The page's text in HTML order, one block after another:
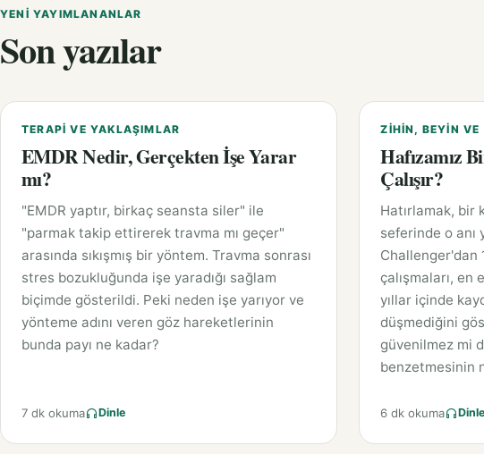
YENI YAYIMLANANLAR
Son yazılar
TERAPI VE YAKLAŞIMLAR
EMDR Nedir, Gerçekten İşe Yarar
mı?
"EMDR yaptır, birkaç seansta siler" ile
"parmak takip ettirerek travma mı geçer"
arasında sıkışmış bir yöntem. Travma sonrası
stres bozukluğunda işe yaradığı sağlam
biçimde gösterildi. Peki neden işe yarıyor ve
yönteme adını veren göz hareketlerinin
bunda payı ne kadar?
7 dk okuma Dinle
ZIHIN, BEYIN VE
Hafızamız
Çalışır?
Hatırlamak, bir
seferinde o anı
Challenger'dan
çalışmaları, en
yıllar içinde
düşmediğini
güvenilmez mi
benzetmesinin
6 dk okuma Dinle